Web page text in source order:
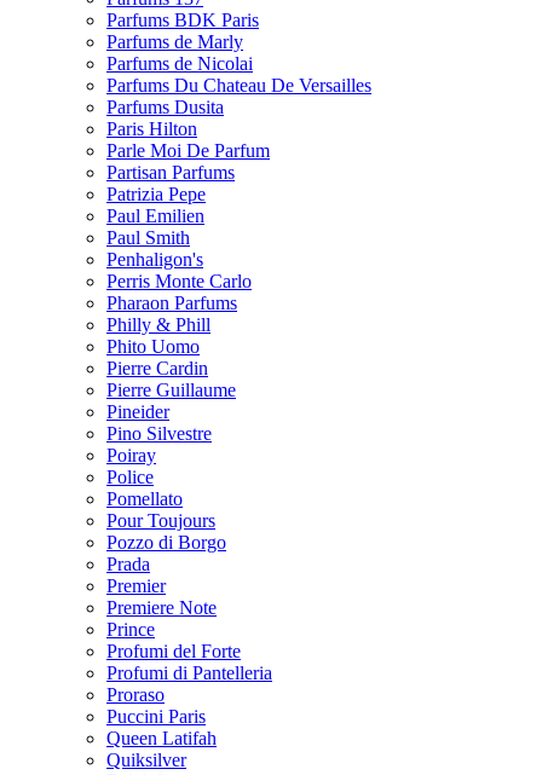
Parfums BDK Paris
Parfums de Marly
Parfums de Nicolai
Parfums Du Chateau De Versailles
Parfums Dusita
Paris Hilton
Parle Moi De Parfum
Partisan Parfums
Patrizia Pepe
Paul Emilien
Paul Smith
Penhaligon's
Perris Monte Carlo
Pharaon Parfums
Philly & Phill
Phito Uomo
Pierre Cardin
Pierre Guillaume
Pineider
Pino Silvestre
Poiray
Police
Pomellato
Pour Toujours
Pozzo di Borgo
Prada
Premier
Premiere Note
Prince
Profumi del Forte
Profumi di Pantelleria
Proraso
Puccini Paris
Queen Latifah
Quiksilver